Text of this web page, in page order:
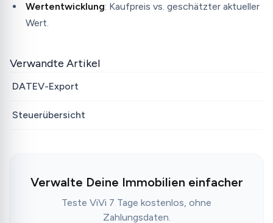
Wertentwicklung: Kaufpreis vs. geschätzter aktueller
Wert.
Verwandte Artikel
DATEV-Export
Steuerübersicht
Verwalte Deine Immobilien einfacher
Teste ViVi 7 Tage kostenlos, ohne
Zahlungsdaten.